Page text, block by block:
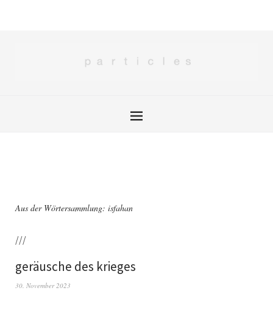
Aus der Wörtersammlung: isfahan
///
geräusche des krieges
30. November 2023